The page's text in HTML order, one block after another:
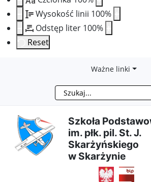
Wysokość linii 100%
Odstęp liter 100%
Reset
treści
głównej
menu
nawigacyjnego
wyszukiwarki
mapy
strony
Ważne linki
Szukaj
Szkoła
im. płk. pil. St. J.
Skarżyńskiego
w Skarżynie